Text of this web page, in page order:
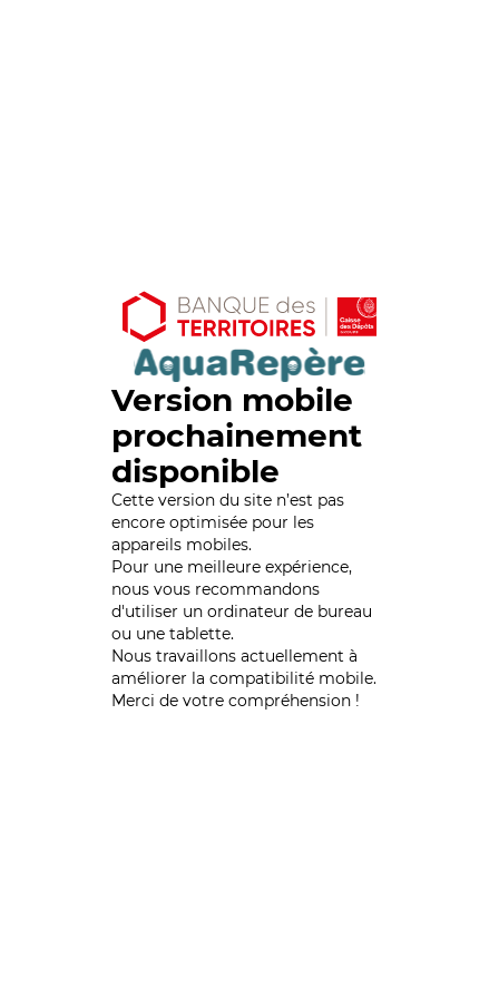
Version mobile
prochainement
disponible
Cette version du site n’est pas
encore optimisée pour les
appareils mobiles.
Pour une meilleure expérience,
nous vous recommandons
d'utiliser un ordinateur de bureau
ou une tablette.
Nous travaillons actuellement à
améliorer la compatibilité mobile.
Merci de votre compréhension !